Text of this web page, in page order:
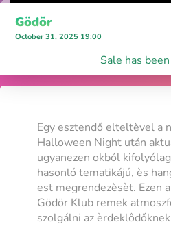
Gödör
October 31, 2025 19:00
Sale has
Egy esztendő elteltèvel a
Halloween Night után
ugyanezen okból
hasonló tematikájú, ès
est megrendezèsèt. Ezen
Gödör Klub remek
szolgálni az